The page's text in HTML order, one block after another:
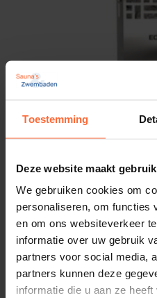
Toestemming
Deze website maakt
We gebruiken cookies om
personaliseren, om functies
en om ons websiteverkeer
informatie over uw gebruik
partners voor social media,
partners kunnen deze
informatie die u aan ze
Saunaoven EOS Edge 6
Vermogen: 6000 Watt - 6,0
979,00